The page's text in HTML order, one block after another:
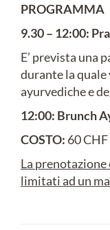
PROGRAMMA
9.30 – 12:00:
E’ prevista una
durante la
ayurvediche e
12:00: Brunch
COSTO: 60 CHF
La
limitati ad un